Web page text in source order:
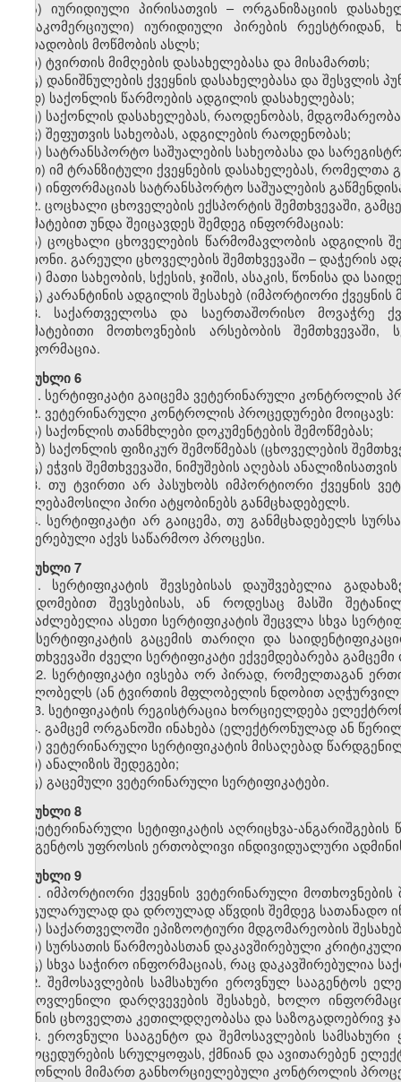
ა) იურიდიული პირისათვის – ორგანიზაციის
(არაკომერციული) იურიდიული პირების
პირადობის მოწმობის ასლს;
ბ) ტვირთის მიმღების დასახელებასა და მისამართს;
გ) დანიშნულების ქვეყნის დასახელებასა და შესვლის
დ) საქონლის წარმოების ადგილის დასახელებას;
ე) საქონლის დასახელებას, რაოდენობას,
ვ) შეფუთვის სახეობას, ადგილების რაოდენობას;
ზ) სატრანსპორტო საშუალების სახეობასა და
თ) იმ ტრანზიტული ქვეყნების დასახელებას,
ი) ინფორმაციას სატრანსპორტო საშუალების
2. ცოცხალი ცხოველების ექსპორტის შემთხვევაში,
დამატებით უნდა შეიცავდეს შემდეგ ინფორმაციას:
ა) ცოცხალი ცხოველების წარმომავლობის ადგილის
რაიონი. გარეული ცხოველების შემთხვევაში – დაჭერის
ბ) მათი სახეობის, სქესის, ჯიშის, ასაკის, წონისა და
გ) კარანტინის ადგილის შესახებ (იმპორტიორი
3. საქართველოსა და საერთაშორისო მოვაჭრე
დამატებითი მოთხოვნების არსებობის
ინფორმაცია.
მუხლი 6
1. სერტიფიკატი გაიცემა ვეტერინარული კონტროლის
2. ვეტერინარული კონტროლის პროცედურები მოიცავს:
ა) საქონლის თანმხლები დოკუმენტების შემოწმებას;
ბ) საქონლის ფიზიკურ შემოწმებას (ცხოველების
გ) ეჭვის შემთხვევაში, ნიმუშების აღებას
3. თუ ტვირთი არ პასუხობს იმპორტიორი ქვეყნის
უფლებამოსილი პირი ატყობინებს განმცხადებელს.
4. სერტიფიკატი არ გაიცემა, თუ განმცხადებელს
შეჩერებული აქვს საწარმოო პროცესი.
მუხლი 7
1. სერტიფიკატის შევსებისას დაუშვებელია
შეცდომებით შევსებისას, ან როდესაც მასში
შესაძლებელია ასეთი სერტიფიკატის შეცვლა სხვა
იმ სერტიფიკატის გაცემის თარიღი და
შემთხვევაში ძველი სერტიფიკატი ექვემდებარება
2. სერტიფიკატი ივსება ორ პირად, რომელთაგან
მფლობელს (ან ტვირთის მფლობელის ნდობით აღჭურვილ
3. სეტიფიკატის რეგისტრაცია ხორციელდება
4. გამცემ ორგანოში ინახება (ელექტრონულად ან
ა) ვეტერინარული სერტიფიკატის მისაღებად
ბ) ანალიზის შედეგები;
გ) გაცემული ვეტერინარული სერტიფიკატები.
მუხლი 8
ვეტერინარული სეტიფიკატის აღრიცხვა-
სააგენტოს უფროსის ერთობლივი ინდივიდუალური
მუხლი 9
1. იმპორტიორი ქვეყნის ვეტერინარული
რეგულარულად და დროულად აწვდის შემდეგ სათანადო
ა) საქართველოში ეპიზოოტიური მდგომარეობის
ბ) სურსათის წარმოებასთან დაკავშირებული
გ) სხვა საჭირო ინფორმაციას, რაც დაკავშირებულია
2. შემოსავლების სამსახური ეროვნულ სააგენტოს
გამოვლენილი დარღვევების შესახებ, ხოლო
უქმნის ცხოველთა კეთილდღეობასა და საზოგადოებრივ
3. ეროვნული სააგენტოდაშემოსავლების სამსახური
პროცედურების სრულყოფას, ქმნიან და ავითარებენ
საქონლის მიმართ განხორციელებული კონტროლის